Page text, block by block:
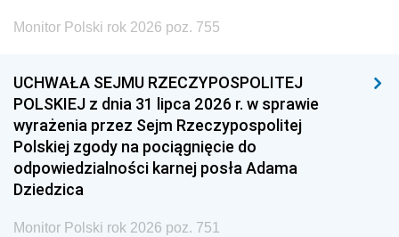
1996 1995 1994
1993 1992 1991
1990 1989
1987 1986 1985
Monitor Polski rok 2026 poz. 755
UCHWAŁA SEJMU RZECZYPOSPOLITEJ
POLSKIEJ z dnia 31 lipca 2026 r. w sprawie
wyrażenia przez Sejm Rzeczypospolitej
Polskiej zgody na pociągnięcie do
odpowiedzialności karnej posła Adama
Dziedzica
Monitor Polski rok 2026 poz. 751